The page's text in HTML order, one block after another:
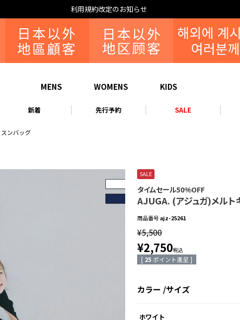
なりすまし・いたずら注文について
MENS WOMENS KIDS
新着 先行予約 SALE
ンバッグ
SALE
タイムセール50%OFF
AJUGA. (アジュガ)メルト
商品番号ajz-25261
¥5,500
¥2,750税込
[ 25 ポイント進呈 ]
カラー サイズ
ホワイト